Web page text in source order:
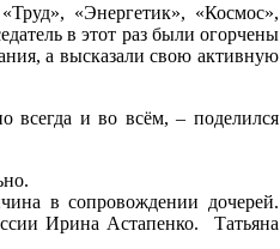
«Энергетик», «Космос»,
в этот раз были огорчены
а высказали свою активную
всегда и во всём, – поделился
в сопровождении дочерей.
Ирина Астапенко. Татьяна